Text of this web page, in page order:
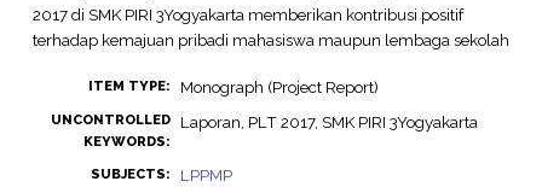
2017 di SMK PIRI 3Yogyakarta memberikan kontribusi positif
terhadap kemajuan pribadi mahasiswa maupun lembaga sekolah
ITEM TYPE: Monograph (Project Report)
UNCONTROLLED
KEYWORDS:
Laporan, PLT 2017, SMK PIRI 3Yogyakarta
SUBJECTS: LPPMP